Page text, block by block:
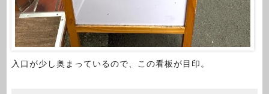
入口が少し奥まっているので、この看板が目印。